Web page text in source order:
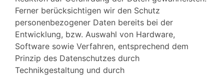
Ferner berücksichtigen wir den Schutz
personenbezogener Daten bereits bei der
Entwicklung, bzw. Auswahl von Hardware,
Software sowie Verfahren, entsprechend dem
Prinzip des Datenschutzes durch
Technikgestaltung und durch